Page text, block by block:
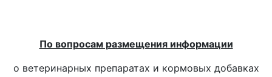
По вопросам размещения информации
о ветеринарных препаратах и кормовых добавках